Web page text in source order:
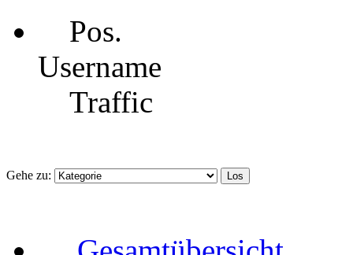
Pos.
Username
Traffic
Gehe zu: